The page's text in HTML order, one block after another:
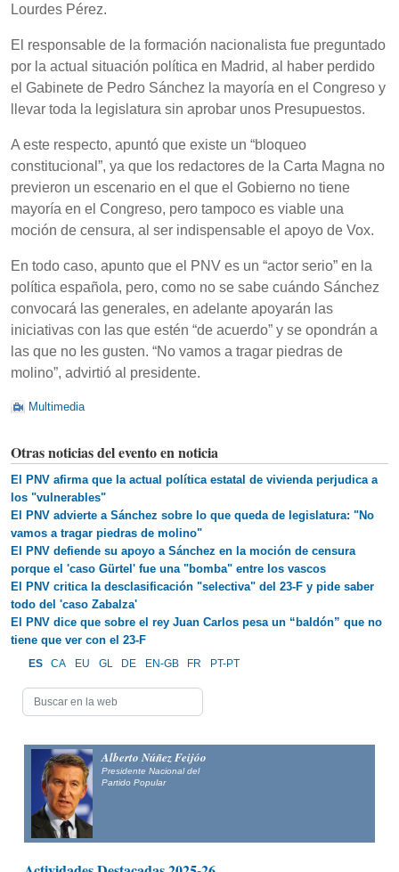
Lourdes Pérez.
El responsable de la formación nacionalista fue preguntado
por la actual situación política en Madrid, al haber perdido
el Gabinete de Pedro Sánchez la mayoría en el Congreso y
llevar toda la legislatura sin aprobar unos Presupuestos.
A este respecto, apuntó que existe un “bloqueo
constitucional”, ya que los redactores de la Carta Magna no
previeron un escenario en el que el Gobierno no tiene
mayoría en el Congreso, pero tampoco es viable una
moción de censura, al ser indispensable el apoyo de Vox.
En todo caso, apunto que el PNV es un “actor serio” en la
política española, pero, como no se sabe cuándo Sánchez
convocará las generales, en adelante apoyarán las
iniciativas con las que estén “de acuerdo” y se opondrán a
las que no les gusten. “No vamos a tragar piedras de
molino”, advirtió al presidente.
Multimedia
Otras noticias del evento en noticia
El PNV afirma que la actual política estatal de vivienda perjudica a
los "vulnerables"
El PNV advierte a Sánchez sobre lo que queda de legislatura: "No
vamos a tragar piedras de molino"
El PNV defiende su apoyo a Sánchez en la moción de censura
porque el 'caso Gürtel' fue una "bomba" entre los vascos
El PNV critica la desclasificación "selectiva" del 23-F y pide saber
todo del 'caso Zabalza'
El PNV dice que sobre el rey Juan Carlos pesa un “baldón” que no
tiene que ver con el 23-F
ES CA EU GL DE EN-GB FR PT-PT
Alberto Núñez Feijóo
Presidente Nacional del
Partido Popular